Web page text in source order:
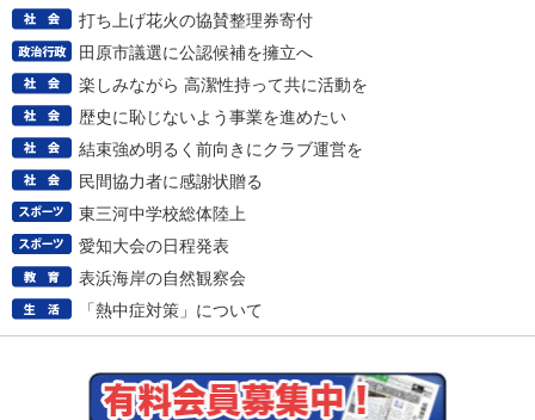
打ち上げ花火の協賛整理券寄付
田原市議選に公認候補を擁立へ
楽しみながら 高潔性持って共に活動を
歴史に恥じないよう事業を進めたい
結束強め明るく前向きにクラブ運営を
民間協力者に感謝状贈る
東三河中学校総体陸上
愛知大会の日程発表
表浜海岸の自然観察会
「熱中症対策」について